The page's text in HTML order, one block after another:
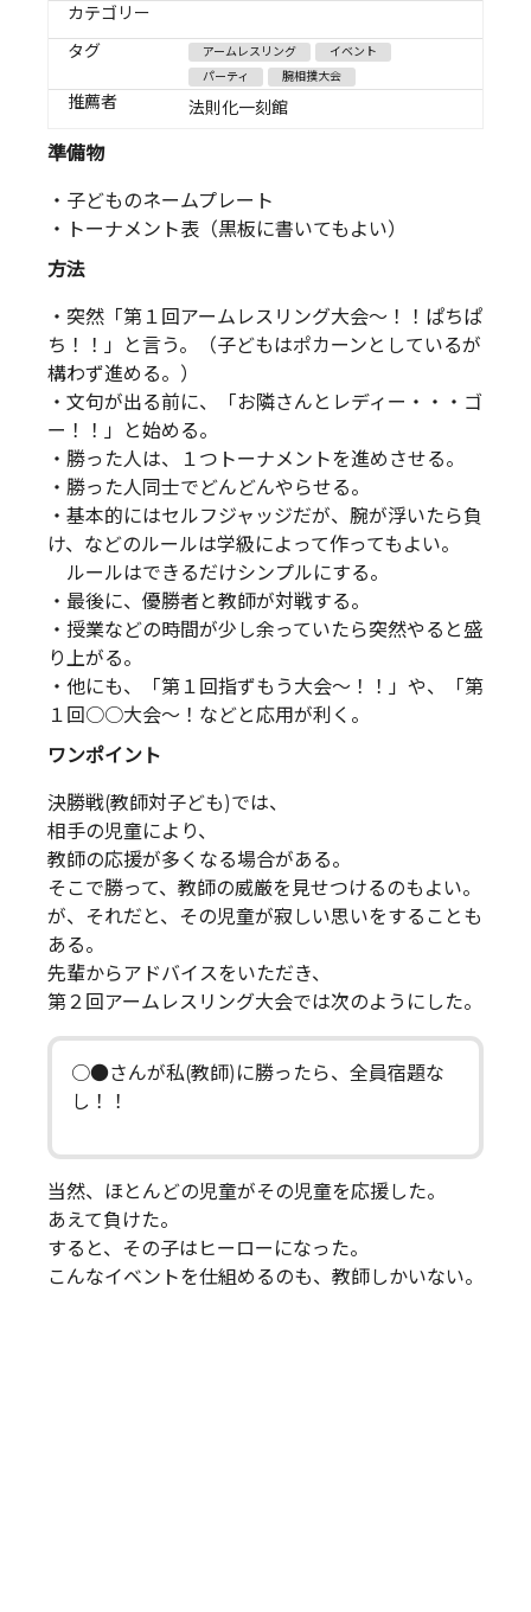
カテゴリー
タグ
アームレスリング
イベント
パーティ
腕相撲大会
推薦者 法則化一刻館
準備物
・子どものネームプレート
・トーナメント表（黒板に書いてもよい）
方法
・突然「第１回アームレスリング大会～！！ぱちぱ
ち！！」と言う。（子どもはポカーンとしているが
構わず進める。）
・文句が出る前に、「お隣さんとレディー・・・ゴ
ー！！」と始める。
・勝った人は、１つトーナメントを進めさせる。
・勝った人同士でどんどんやらせる。
・基本的にはセルフジャッジだが、腕が浮いたら負
け、などのルールは学級によって作ってもよい。
ルールはできるだけシンプルにする。
・最後に、優勝者と教師が対戦する。
・授業などの時間が少し余っていたら突然やると盛
り上がる。
・他にも、「第１回指ずもう大会～！！」や、「第
１回○○大会～！などと応用が利く。
ワンポイント
決勝戦(教師対子ども)では、
相手の児童により、
教師の応援が多くなる場合がある。
そこで勝って、教師の威厳を見せつけるのもよい。
が、それだと、その児童が寂しい思いをすることも
ある。
先輩からアドバイスをいただき、
第２回アームレスリング大会では次のようにした。
○●さんが私(教師)に勝ったら、全員宿題な
し！！
当然、ほとんどの児童がその児童を応援した。
あえて負けた。
すると、その子はヒーローになった。
こんなイベントを仕組めるのも、教師しかいない。